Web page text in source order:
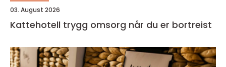
03. August 2026
Kattehotell trygg omsorg når du er bortreist